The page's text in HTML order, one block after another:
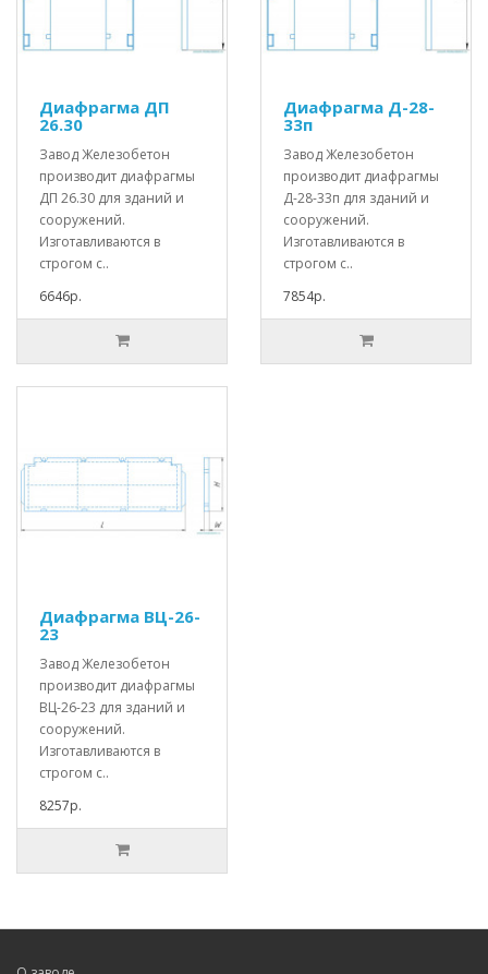
Диафрагма ДП
26.30
Завод Железобетон
производит диафрагмы
ДП 26.30 для зданий и
сооружений.
Изготавливаются в
строгом с..
6646р.
Диафрагма Д-28-
33п
Завод Железобетон
производит диафрагмы
Д-28-33п для зданий и
сооружений.
Изготавливаются в
строгом с..
7854р.
Диафрагма ВЦ-26-
23
Завод Железобетон
производит диафрагмы
ВЦ-26-23 для зданий и
сооружений.
Изготавливаются в
строгом с..
8257р.